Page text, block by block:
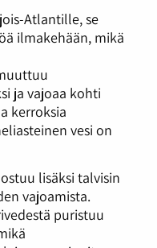
Atlantille, se
ilmakehään, mikä
ja vajoaa kohti
kerroksia
vesi on
lisäksi talvisin
vajoamista.
puristuu